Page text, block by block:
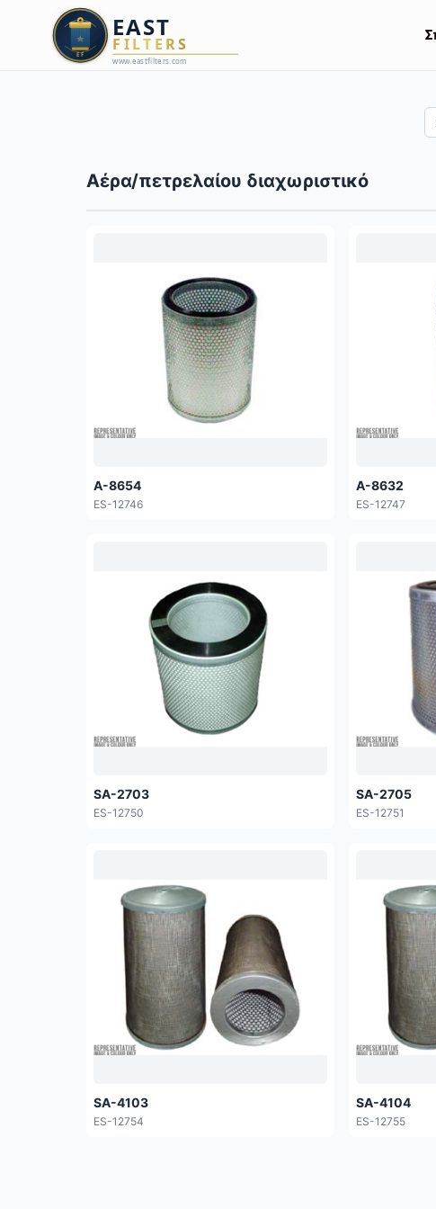
Αέρα/πετρελαίου διαχωριστικό
A-8654
ES-12746
A-8632
ES-12747
SA-2703
ES-12750
SA-2705
ES-12751
SA-4103
ES-12754
SA-4104
ES-12755